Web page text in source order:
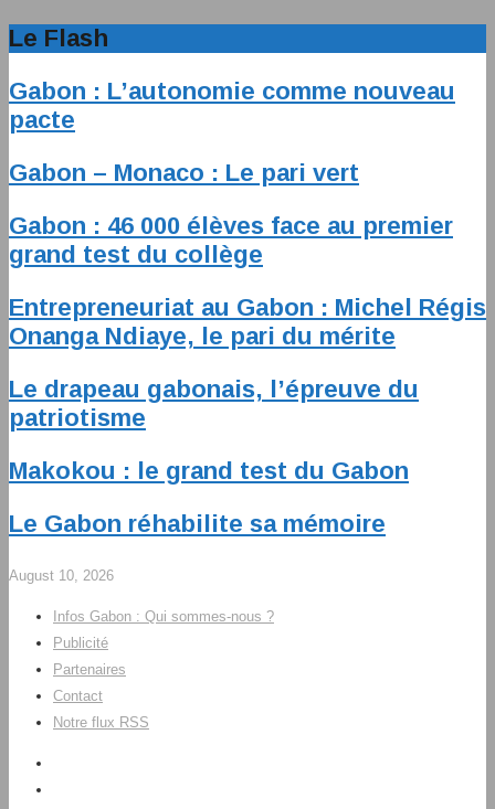
Le Flash
Gabon : L’autonomie comme nouveau
pacte
Gabon – Monaco : Le pari vert
Gabon : 46 000 élèves face au premier
grand test du collège
Entrepreneuriat au Gabon : Michel Régis
Onanga Ndiaye, le pari du mérite
Le drapeau gabonais, l’épreuve du
patriotisme
Makokou : le grand test du Gabon
Le Gabon réhabilite sa mémoire
August 10, 2026
Infos Gabon : Qui sommes-nous ?
Publicité
Partenaires
Contact
Notre flux RSS